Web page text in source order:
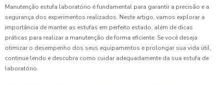
Manutenção estufa laboratório é fundamental para garantir a precisão e a
segurança dos experimentos realizados. Neste artigo, vamos explorar a
importância de manter as estufas em perfeito estado, além de dicas
práticas para realizar a manutenção de forma eficiente. Se você deseja
otimizar o desempenho dos seus equipamentos e prolongar sua vida útil,
continue lendo e descubra como cuidar adequadamente da sua estufa de
laboratório.